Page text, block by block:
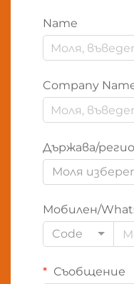
Name
Company
Държава/
Моля
Мобилен/
Code
Съобщение